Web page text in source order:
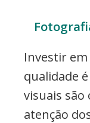
Investir em
qualidade
visuais
atenção